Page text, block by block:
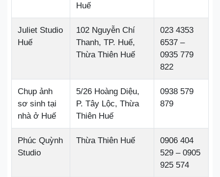
Huế
Juliet Studio
Huế
102 Nguyễn Chí
Thanh, TP. Huế,
Thừa Thiên Huế
023 4353
6537 –
0935 779
822
Chụp ảnh
sơ sinh tại
nhà ở Huế
5/26 Hoàng Diệu,
P. Tây Lộc, Thừa
Thiên Huế
0938 579
879
Phúc Quỳnh
Studio
Thừa Thiên Huế
0906 404
529 – 0905
925 574